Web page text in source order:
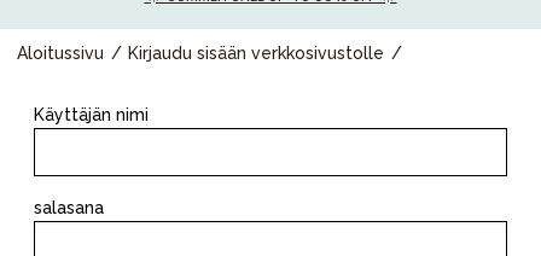
Aloitussivu Kirjaudu sisään verkkosivustolle
Käyttäjän nimi
salasana
Lastenvaunut
Lasten turvaistuimet
Lelut ja pelit
Äiti & Isä